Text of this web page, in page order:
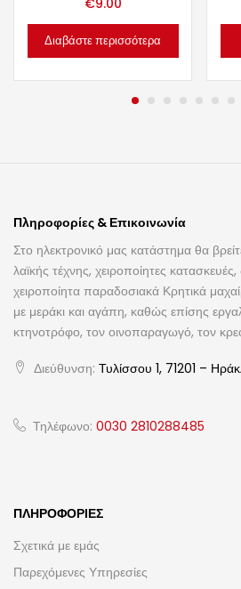
€9.00
Διαβάστε περισσότερα
Πληροφορίες & Επικοινωνία
Στο ηλεκτρονικό μας κατάστημα θα
λαϊκής τέχνης, χειροποίητες κατασκευές,
χειροποίητα παραδοσιακά Κρητικά
με μεράκι και αγάπη, καθώς επίσης
κτηνοτρόφο, τον οινοπαραγωγό, τον
Διεύθυνση: Τυλίσσου 1, 71201 –
Τηλέφωνο: 0030 2810288485
ΠΛΗΡΟΦΟΡΊΕΣ
Σχετικά με εμάς
Παρεχόμενες Υπηρεσίες